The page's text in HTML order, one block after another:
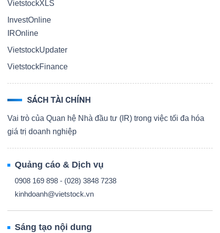
VietstockXLS
InvestOnline
IROnline
VietstockUpdater
VietstockFinance
SÁCH TÀI CHÍNH
Vai trò của Quan hệ Nhà đầu tư (IR) trong việc tối đa hóa
giá trị doanh nghiệp
Quảng cáo & Dịch vụ
0908 169 898 - (028) 3848 7238
kinhdoanh@vietstock.vn
Sáng tạo nội dung